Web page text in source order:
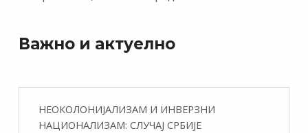
Важно и актуелно
НЕОКОЛОНИЈАЛИЗАМ И ИНВЕРЗНИ
НАЦИОНАЛИЗАМ: СЛУЧАЈ СРБИЈЕ